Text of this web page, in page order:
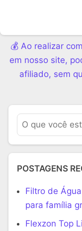
💰 Ao realizar
em nosso site,
afiliado, sem
POSTAGENS
Filtro de
para família
Flexzon Top